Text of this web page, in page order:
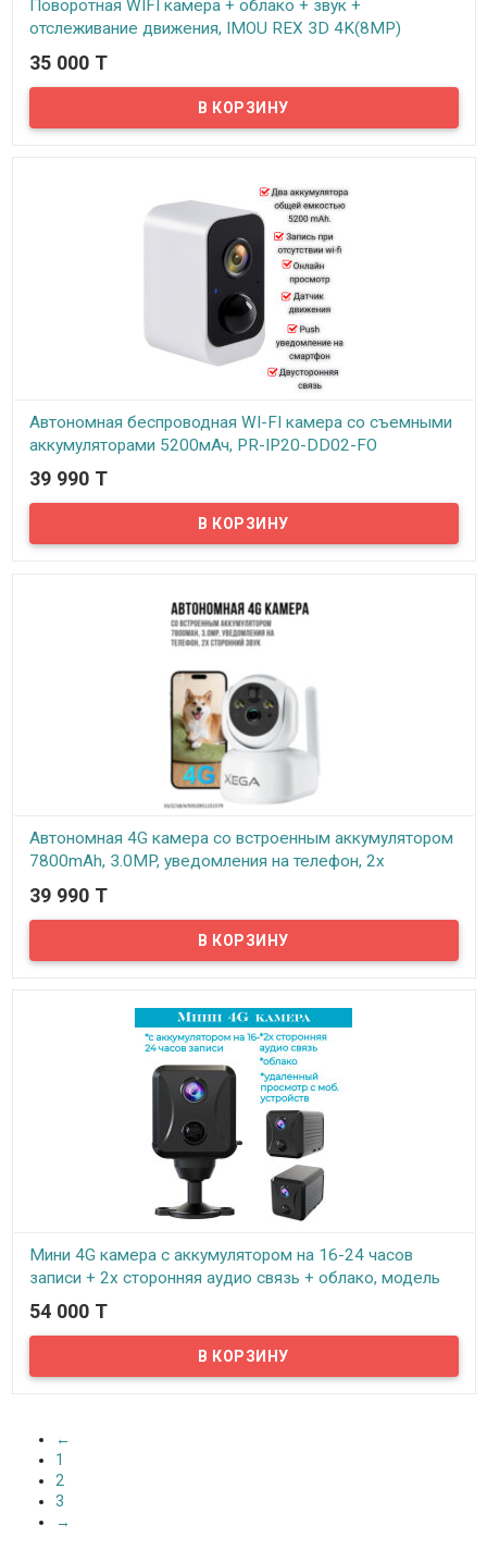
Поворотная WIFI камера + облако + звук +
отслеживание движения, IMOU REX 3D 4K(8MP)
В наличии
Предлагаем беспроводную поворотную WIFI камеру IMOU REX 3D
4K(8MP) с 8-крантым цифровым зумом, с возможностью
подключения облачного хранилища и многое другое!...
35 000 T
Автономная беспроводная WI-FI камера со съемными
аккумуляторами 5200мАч, PR-IP20-DD02-FO
В наличии
Предлагаем беспроводные уличные WI-FI камеры. Камера
оснащена двумя съемными Li-ионными аккумуляторами общей
емкостью 5200 mAh.
39 990 T
Автономная 4G камера со встроенным аккумулятором
7800mAh, 3.0MP, уведомления на телефон, 2х
сторонний звук, Xega XG-10-4G
Предлагаем автономные 4G камеры для помещений со
в режиме ожидания (до 6 месяцев при идеальных условиях).
39 990 T
Мини 4G камера с аккумулятором на 16-24 часов
записи + 2х сторонняя аудио связь + облако, модель
T31
Предлагаем мини 4G камеры с аккумулятором на 16-24 часов
54 000 T
←
1
2
3
→